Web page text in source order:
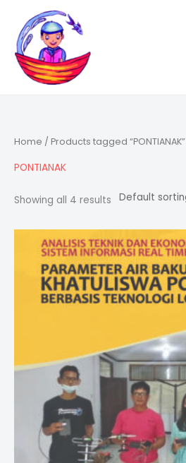
content
Home / Products tagged “PONTIANAK”
PONTIANAK
Showing all 4 results